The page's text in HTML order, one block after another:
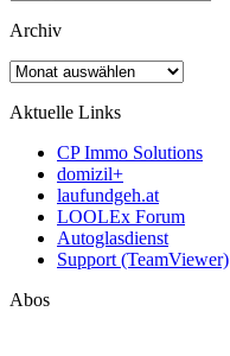
Archiv
Archiv
Aktuelle Links
CP Immo Solutions
domizil+
laufundgeh.at
LOOLEx Forum
Autoglasdienst
Support (TeamViewer)
Abos